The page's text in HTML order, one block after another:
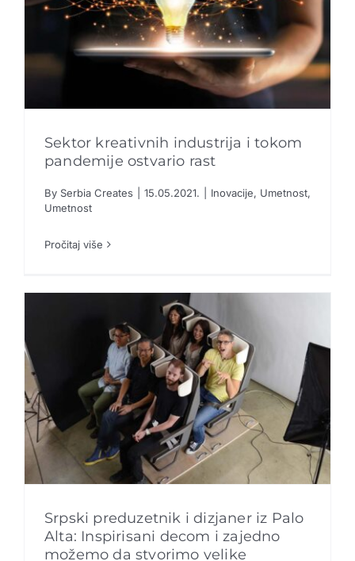
Sektor kreativnih industrija i tokom pandemije
Sektor kreativnih industrija i tokom
pandemije ostvario rast
By Serbia Creates 15.05.2021. Inovacije, Umetnost,
Umetnost
Pročitaj više
Srpski preduzetnik i dizjaner iz Palo
Alta: Inspirisani decom i zajedno
možemo da stvorimo velike